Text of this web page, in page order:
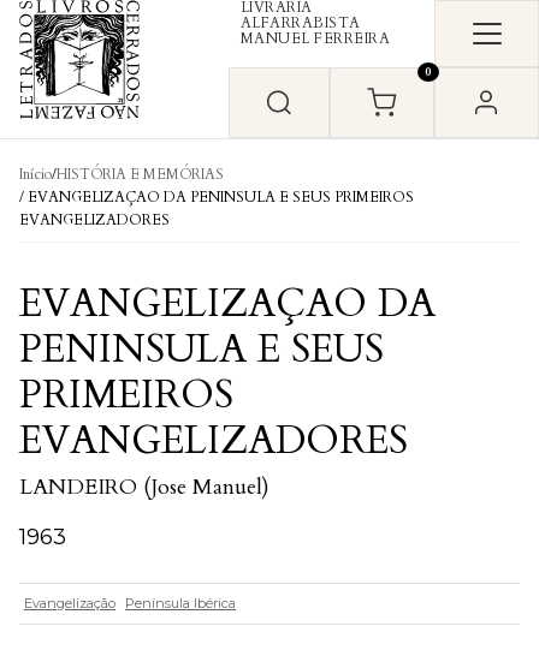
Skip to content
LIVRARIA
ALFARRABISTA
MANUEL FERREIRA
0
Início/HISTÓRIA E MEMÓRIAS
/ EVANGELIZAÇAO DA PENINSULA E SEUS PRIMEIROS
EVANGELIZADORES
EVANGELIZAÇAO DA
PENINSULA E SEUS
PRIMEIROS
EVANGELIZADORES
LANDEIRO (Jose Manuel)
1963
Evangelização Península Ibérica